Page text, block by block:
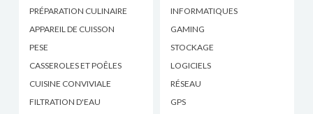
PRÉPARATION CULINAIRE
APPAREIL DE CUISSON
PESE
CASSEROLES ET POÊLES
CUISINE CONVIVIALE
FILTRATION D'EAU
INFORMATIQUES
GAMING
STOCKAGE
LOGICIELS
RÉSEAU
GPS